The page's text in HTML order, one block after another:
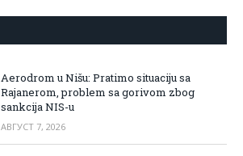
Aerodrom u Nišu: Pratimo situaciju sa
Rajanerom, problem sa gorivom zbog
sankcija NIS-u
АВГУСТ 7, 2026